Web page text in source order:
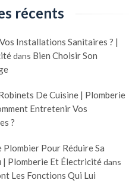
récents
Installations Sanitaires ? |
dans Bien Choisir Son
De Cuisine | Plomberie
Entretenir Vos
?
Pour Réduire Sa
| Plomberie Et Électricitédans
Les Fonctions Qui Lui